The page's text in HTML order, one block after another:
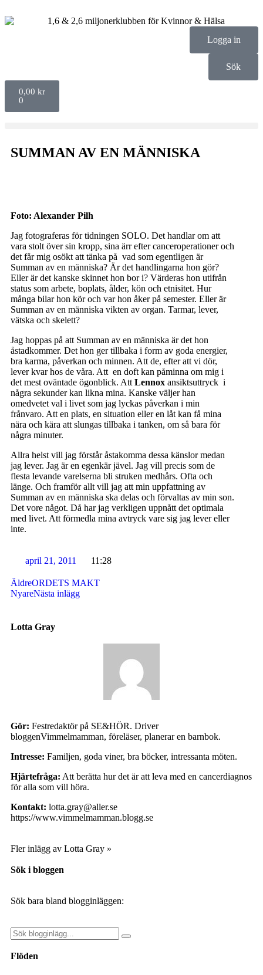
Logga in
Sök
0,00 kr
0
SUMMAN AV EN MÄNNISKA
Foto: Alexander Pilh
Jag fotograferas för tidningen SOLO. Det handlar om att
vara stolt över sin kropp, sina ärr efter canceroperationer och
det får mig osökt att tänka på vad som egentligen är
Summan av en människa? Är det handlingarna hon gör?
Eller är det kanske skinnet hon bor i? Värderas hon utifrån
status som arbete, boplats, ålder, kön och etnisitet. Hur
många bilar hon kör och var hon åker på semester. Eller är
Summan av en människa vikten av organ. Tarmar, lever,
vätska och skelett?
Jag hoppas på att Summan av en människa är det hon
åstadkommer. Det hon ger tillbaka i form av goda energier,
bra karma, påverkan och minnen. Att de, efter att vi dör,
lever kvar hos de våra. Att en doft kan påminna om mig i
det mest oväntade ögonblick. Att Lennox ansiktsuttryck i
några sekunder kan likna mina. Kanske väljer han
omedvetet val i livet som jag lyckas påverkan i min
frånvaro. Att en plats, en situation eller en låt kan få mina
nära och kära att slungas tillbaka i tanken, om så bara för
några minuter.
Allra helst vill jag förstår åstakomma dessa känslor medan
jag lever. Jag är en egenkär jävel. Jag vill precis som de
flesta levande varelserna bli struken medhårs. Ofta och
länge. Och framför allt vill jag att min uppfattning av
Summan av en människa ska delas och förvaltas av min son.
Det vore något. Då har jag verkligen uppnått det optimala
med livet. Att förmedla mina avtryck vare sig jag lever eller
inte.
april 21, 2011 11:28
ÄldreORDETS MAKT
NyareNästa inlägg
Lotta Gray
Gör: Festredaktör på SE&HÖR. Driver
bloggenVimmelmamman, föreläser, planerar en barnbok.
Intresse: Familjen, goda viner, bra böcker, intressanta möten.
Hjärtefråga: Att berätta hur det är att leva med en cancerdiagnos
för alla som vill höra.
Kontakt: lotta.gray@aller.se
https://www.vimmelmamman.blogg.se
Fler inlägg av Lotta Gray »
Sök i bloggen
Sök bara bland blogginläggen:
Flöden